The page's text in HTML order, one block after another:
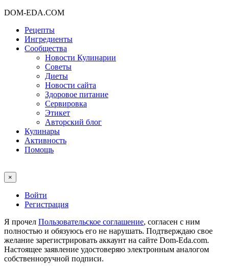
DOM-EDA.COM
Рецепты
Ингредиенты
Сообщества
Новости Кулинарии
Советы
Диеты
Новости сайта
Здоровое питание
Сервировка
Этикет
Авторский блог
Кулинары
Активность
Помощь
×
Войти
Регистрация
Я прочел Пользовательское соглашение, согласен с ним
полностью и обязуюсь его не нарушать. Подтверждаю свое
желание зарегистрировать аккаунт на сайте Dom-Eda.com.
Настоящее заявление удостоверяю электронным аналогом
собственноручной подписи.